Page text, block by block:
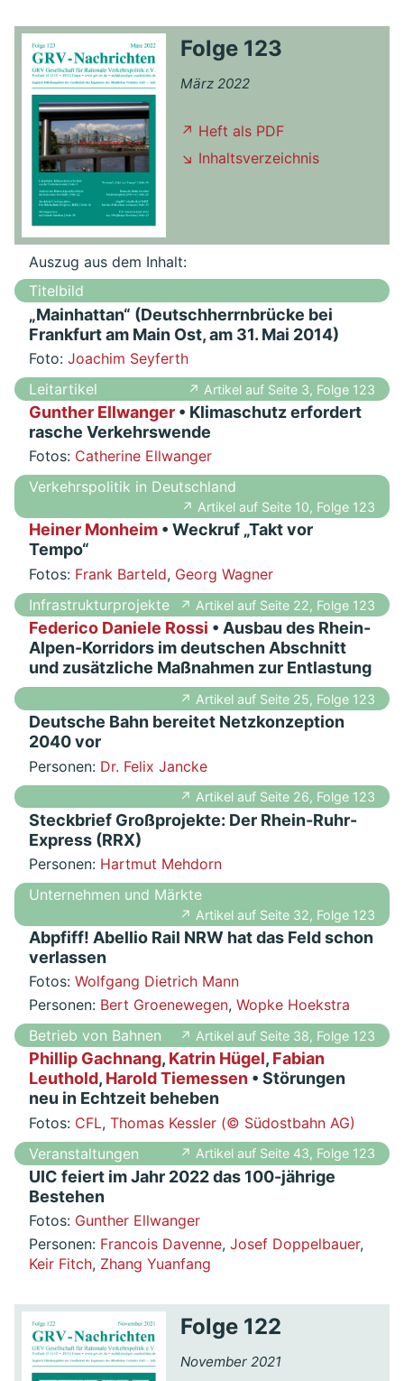
Folge 123
März 2022
↗ Heft als PDF
↘ Inhaltsverzeichnis
Auszug aus dem Inhalt:
Titelbild
„Mainhattan“ (Deutschherrnbrücke bei
Frankfurt am Main Ost, am 31. Mai 2014)
Foto: Joachim Seyferth
Leitartikel
↗ Artikel auf Seite 3, Folge 123
Gunther Ellwanger• Klimaschutz erfordert
rasche Verkehrswende
Fotos: Catherine Ellwanger
Verkehrspolitik in Deutschland
↗ Artikel auf Seite 10, Folge 123
Heiner Monheim• Weckruf „Takt vor
Tempo“
Fotos: Frank Barteld, Georg Wagner
Infrastrukturprojekte
↗ Artikel auf Seite 22, Folge 123
Federico Daniele Rossi • Ausbau des Rhein-
Alpen-Korridors im deutschen Abschnitt
und zusätzliche Maßnahmen zur Entlastung
↗ Artikel auf Seite 25, Folge 123
Deutsche Bahn bereitet Netzkonzeption
2040 vor
Personen: Dr. Felix Jancke
↗ Artikel auf Seite 26, Folge 123
Steckbrief Großprojekte: Der Rhein-Ruhr-
Express (RRX)
Personen: Hartmut Mehdorn
Unternehmen und Märkte
↗ Artikel auf Seite 32, Folge 123
Abpfiff! Abellio Rail NRW hat das Feld schon
verlassen
Fotos: Wolfgang Dietrich Mann
Personen: Bert Groenewegen, Wopke Hoekstra
Betrieb von Bahnen
↗ Artikel auf Seite 38, Folge 123
Phillip Gachnang, Katrin Hügel, Fabian
Leuthold, Harold Tiemessen• Störungen
neu in Echtzeit beheben
Fotos: CFL, Thomas Kessler (© Südostbahn AG)
Veranstaltungen
↗ Artikel auf Seite 43, Folge 123
UIC feiert im Jahr 2022 das 100-jährige
Bestehen
Fotos: Gunther Ellwanger
Personen: Francois Davenne, Josef Doppelbauer,
Keir Fitch, Zhang Yuanfang
Folge 122
November 2021